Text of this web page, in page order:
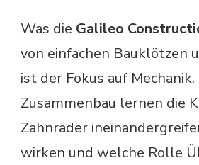
Was die Galileo
von einfachen Bauklötzen
ist der Fokus auf Mechanik.
Zusammenbau lernen die
Zahnräder
wirken und welche Rolle